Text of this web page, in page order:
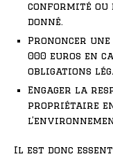
conformité ou
donné.
Prononcer
000 euros en
obligations
Engager la
propriétaire en
Il est donc